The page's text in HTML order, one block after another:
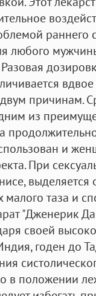
раннего
любого
причинам.
из
и
При
выделяется
малого таза и
"Дженерик
своей
годен до
в положении